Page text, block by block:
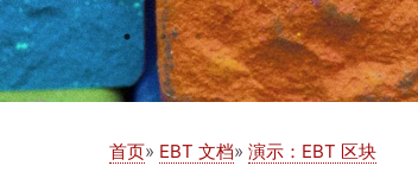
首页 EBT 文档 演示：EBT 区块